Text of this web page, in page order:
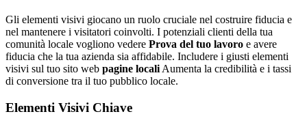
Gli elementi visivi giocano un ruolo cruciale nel costruire fiducia e
nel mantenere i visitatori coinvolti. I potenziali clienti della tua
comunità locale vogliono vedere Prova del tuo lavoro e avere
fiducia che la tua azienda sia affidabile. Includere i giusti elementi
visivi sul tuo sito web pagine locali Aumenta la credibilità e i tassi
di conversione tra il tuo pubblico locale.
Elementi Visivi Chiave